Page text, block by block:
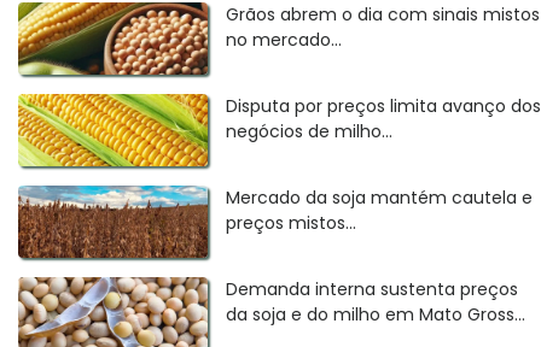
Grãos abrem o dia com sinais mistos
no mercado...
Disputa por preços limita avanço dos
negócios de milho...
Mercado da soja mantém cautela e
preços mistos...
Demanda interna sustenta preços
da soja e do milho em Mato Gross...